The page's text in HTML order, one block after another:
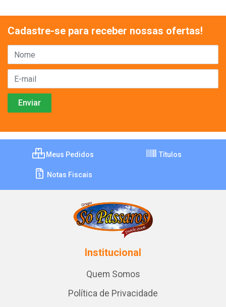
Cadastre-se para receber nossas ofertas!
Meus Pedidos Títulos
Notas Fiscais
Institucional
Quem Somos
Política de Privacidade